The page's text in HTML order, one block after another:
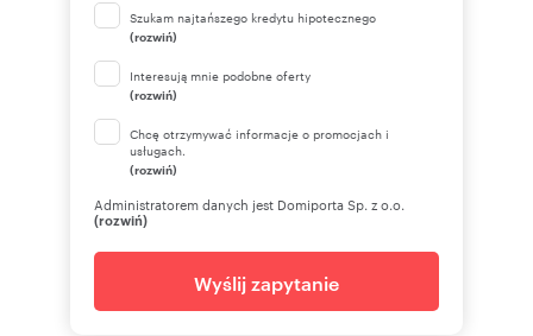
Szukam najtańszego kredytu hipotecznego
(rozwiń)
Interesują mnie podobne oferty
(rozwiń)
Chcę otrzymywać informacje o promocjach i
usługach.
(rozwiń)
Administratorem danych jest Domiporta Sp. z o.o.
(rozwiń)
Wyślij zapytanie